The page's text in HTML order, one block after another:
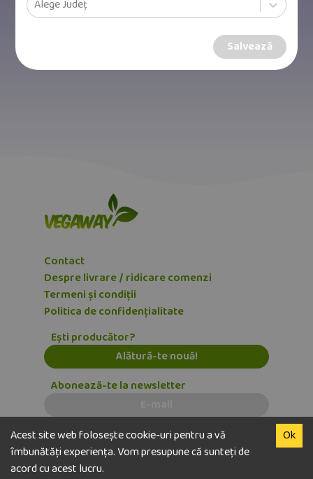
Acest site web folosește cookie-uri pentru a vă
îmbunătăți experiența. Vom presupune că sunteți de
acord cu acest lucru.
Ok
1
Contact
Despre livrare / ridicare comenzi
Termeni și condiții
Politica de confidențialitate
Ești producător?
Alătură-te nouă!
Abonează-te la newsletter
Alege Județ
Salvează